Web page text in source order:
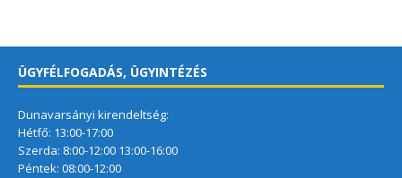
ÜGYFÉLFOGADÁS, ÜGYINTÉZÉS
Dunavarsányi kirendeltség:
Hétfő: 13:00-17:00
Szerda: 8:00-12:00 13:00-16:00
Péntek: 08:00-12:00